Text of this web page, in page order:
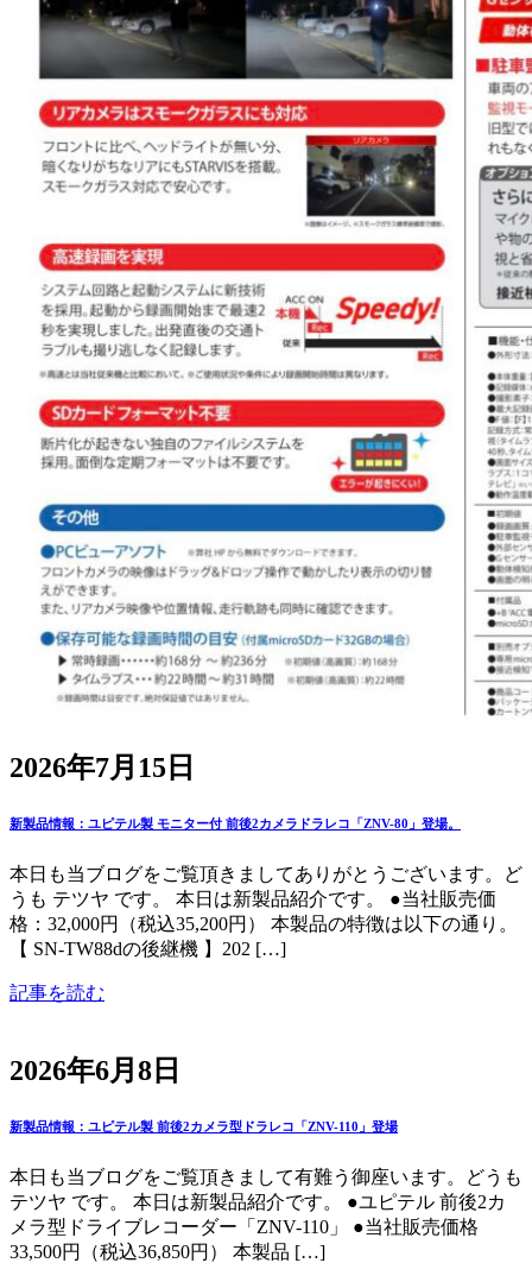
2026年7月15日
新製品情報：ユピテル製 モニター付 前後2カメラドラレコ「ZNV-80」登場。
本日も当ブログをご覧頂きましてありがとうございます。ど
うも テツヤ です。 本日は新製品紹介です。 ●当社販売価
格：32,000円（税込35,200円） 本製品の特徴は以下の通り。
【 SN-TW88dの後継機 】202 […]
記事を読む
2026年6月8日
新製品情報：ユピテル製 前後2カメラ型ドラレコ「ZNV-110」登場
本日も当ブログをご覧頂きまして有難う御座います。どうも
テツヤ です。 本日は新製品紹介です。 ●ユピテル 前後2カ
メラ型ドライブレコーダー「ZNV-110」 ●当社販売価格
33,500円（税込36,850円） 本製品 […]